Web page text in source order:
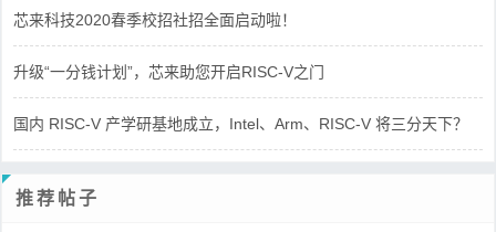
芯来科技2020春季校招社招全面启动啦！
升级“一分钱计划”，芯来助您开启RISC-V之门
国内 RISC-V 产学研基地成立，Intel、Arm、RISC-V 将三分天下？
推荐帖子